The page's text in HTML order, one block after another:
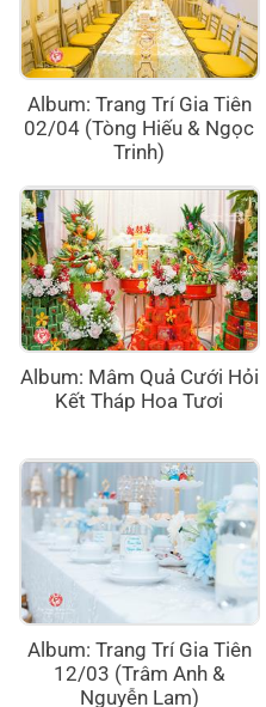
Album: Trang Trí Gia Tiên
02/04 (Tòng Hiếu & Ngọc
Trinh)
Album: Mâm Quả Cưới Hỏi
Kết Tháp Hoa Tươi
Album: Trang Trí Gia Tiên
12/03 (Trâm Anh &
Nguyễn Lam)